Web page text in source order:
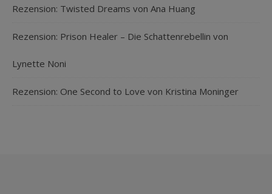
Rezension: Twisted Dreams von Ana Huang
Rezension: Prison Healer – Die Schattenrebellin von
Lynette Noni
Rezension: One Second to Love von Kristina Moninger